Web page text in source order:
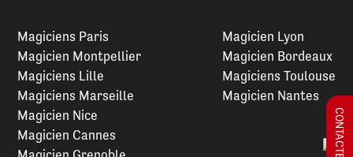
Magiciens Paris
Magicien Montpellier
Magiciens Lille
Magiciens Marseille
Magicien Lyon
Magicien Bordeaux
Magiciens Toulouse
Magicien Nantes
Magicien Nice
Magicien Cannes